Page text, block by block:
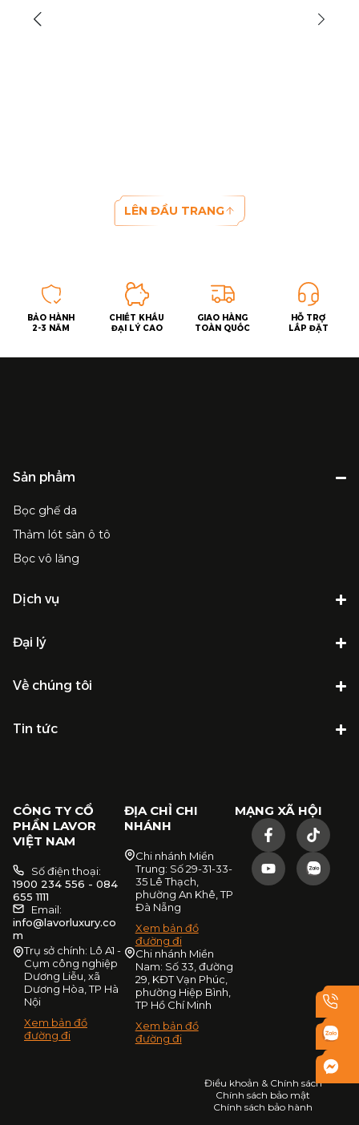
LÊN ĐẦU TRANG
BẢO HÀNH
2-3 NĂM
CHIẾT KHẤU
ĐẠI LÝ CAO
GIAO HÀNG
TOÀN QUỐC
HỖ TRỢ
LẮP ĐẶT
Sản phẩm
Bọc ghế da
Thảm lót sàn ô tô
Bọc vô lăng
Dịch vụ
Đại lý
Về chúng tôi
Tin tức
CÔNG TY CỔ
PHẦN LAVOR
VIỆT NAM
Số điện thoại:
1900 234 556 - 084
655 1111
Email:
info@lavorluxury.co
m
Trụ sở chính: Lô A1 -
Cụm công nghiệp
Dương Liễu, xã
Dương Hòa, TP Hà
Nội
Xem bản đồ
đường đi
ĐỊA CHỈ CHI
NHÁNH
Chi nhánh Miền
Trung: Số 29-31-33-
35 Lê Thạch,
phường An Khê, TP
Đà Nẵng
Xem bản đồ
đường đi
Chi nhánh Miền
Nam: Số 33, đường
29, KĐT Vạn Phúc,
phường Hiệp Bình,
TP Hồ Chí Minh
Xem bản đồ
đường đi
MẠNG XÃ HỘI
Điều khoản & Chính sách
Chính sách bảo mật
Chính sách bảo hành